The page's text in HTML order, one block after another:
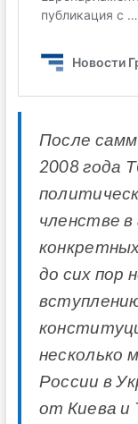
После
2008 года
членстве в
до сих пор
несколько
России в
от Киева и